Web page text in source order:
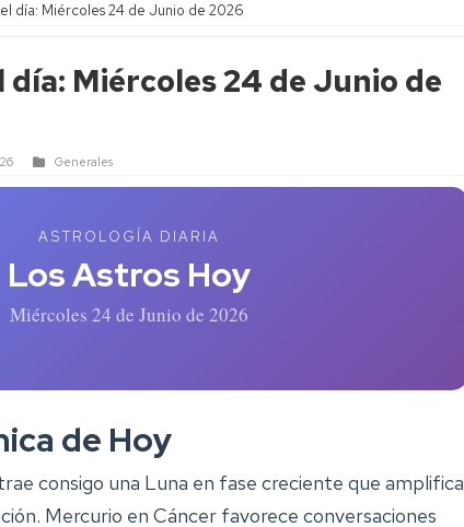
día: Miércoles 24 de Junio de 2026
día: Miércoles 24 de Junio de
Generales
ASTROLOGÍA DIARIA
Los Astros Hoy
Miércoles 24 de Junio de 2026
de Hoy
consigo una Luna en fase creciente que amplifica
Mercurio en Cáncer favorece conversaciones